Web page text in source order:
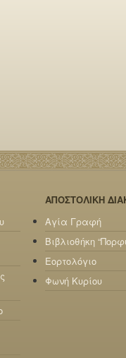
ΑΠΟΣΤΟΛΙΚΗ
Αγία Γραφή
Βιβλιοθήκη
Εορτολόγιο
Φωνή Κυρίου